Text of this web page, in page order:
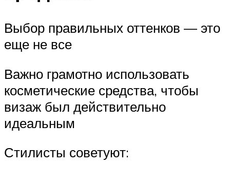
Выбор правильных оттенков — это
еще не все
Важно грамотно использовать
косметические средства, чтобы
визаж был действительно
идеальным
Стилисты советуют: